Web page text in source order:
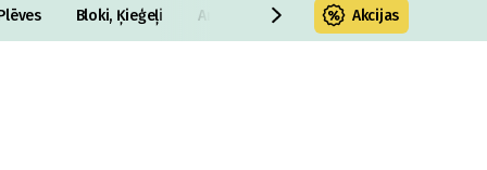
Bloki, Ķieģeļi Armatūra un metāls Fasādes
Akcijas